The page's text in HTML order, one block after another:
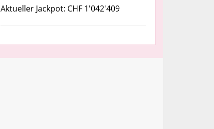
Aktueller Jackpot: CHF 1'042'409